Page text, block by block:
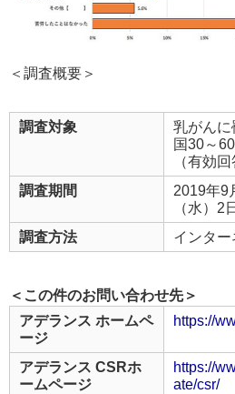
＜調査概要＞
調査対象
乳がんに
国30～
（有効回
調査期間
2019年9
（水）2
調査方法
インター
＜この件のお問い合わせ先＞
アデランス ホームペ
ージ
https://
アデランス CSRホ
ームページ
https://
ate/csr/